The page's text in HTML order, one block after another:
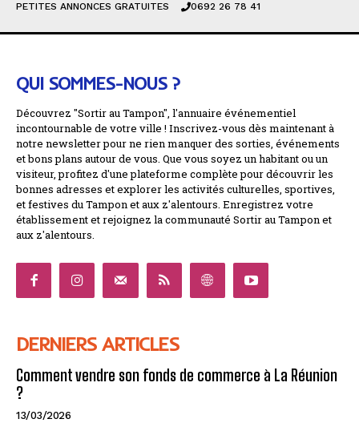
PETITES ANNONCES GRATUITES
0692 26 78 41
QUI SOMMES-NOUS ?
Découvrez "Sortir au Tampon", l'annuaire événementiel
incontournable de votre ville ! Inscrivez-vous dès maintenant à
notre newsletter pour ne rien manquer des sorties, événements
et bons plans autour de vous. Que vous soyez un habitant ou un
visiteur, profitez d'une plateforme complète pour découvrir les
bonnes adresses et explorer les activités culturelles, sportives,
et festives du Tampon et aux z'alentours. Enregistrez votre
établissement et rejoignez la communauté Sortir au Tampon et
aux z'alentours.
DERNIERS ARTICLES
Comment vendre son fonds de commerce à La Réunion
?
13/03/2026